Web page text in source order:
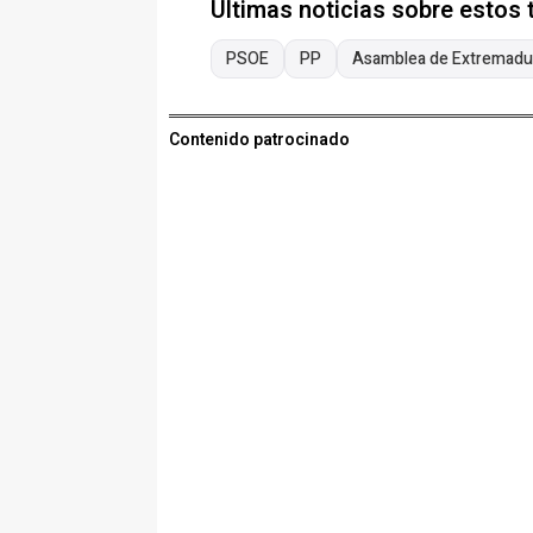
Últimas noticias sobre estos
PSOE PP Asamblea de
Contenido patrocinado